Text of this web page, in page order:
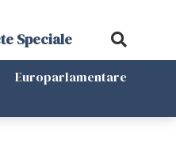
Speciale
Europarlamentare